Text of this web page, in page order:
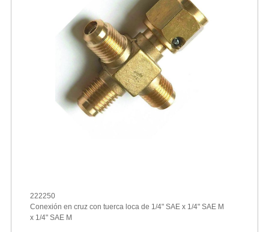
222250
Conexión en cruz con tuerca loca de 1/4" SAE x 1/4" SAE M
x 1/4" SAE M